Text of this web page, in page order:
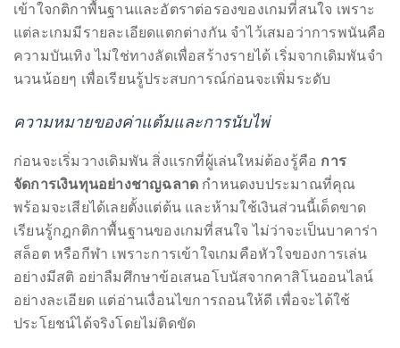
to
a
global
clutch
distinguished
publications
that
has
included
the
Huffington
Post,
Passport,
เข้าใจกติกาพื้นฐานและอัตราต่อรองของเกมที่สนใจ เพราะ
แต่ละเกมมีรายละเอียดแตกต่างกัน จำไว้เสมอว่าการพนันคือ
ความบันเทิง ไม่ใช่ทางลัดเพื่อสร้างรายได้ เริ่มจากเดิมพันจำ
นวนน้อยๆ เพื่อเรียนรู้ประสบการณ์ก่อนจะเพิ่มระดับ
ความหมายของค่าแต้มและการนับไพ่
ก่อนจะเริ่มวางเดิมพัน สิ่งแรกที่ผู้เล่นใหม่ต้องรู้คือ การ
จัดการเงินทุนอย่างชาญฉลาด กำหนดงบประมาณที่คุณ
พร้อมจะเสียได้เลยตั้งแต่ต้น และห้ามใช้เงินส่วนนี้เด็ดขาด
เรียนรู้กฎกติกาพื้นฐานของเกมที่สนใจ ไม่ว่าจะเป็นบาคาร่า
สล็อต หรือกีฬา เพราะการเข้าใจเกมคือหัวใจของการเล่น
อย่างมีสติ อย่าลืมศึกษาข้อเสนอโบนัสจากคาสิโนออนไลน์
อย่างละเอียด แต่อ่านเงื่อนไขการถอนให้ดี เพื่อจะได้ใช้
ประโยชน์ได้จริงโดยไม่ติดขัด